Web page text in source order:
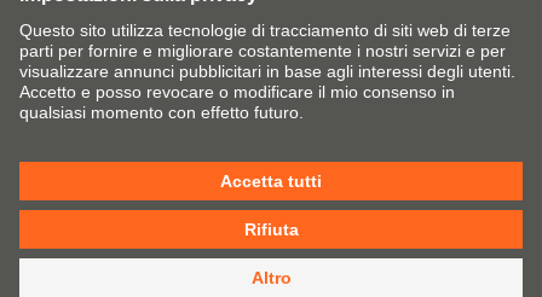
Cambia mercato/lingua
Contatti Colophon
Policy sui cookie CGV